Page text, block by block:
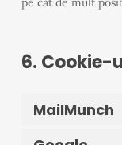
6. Cookie-
MailMunch